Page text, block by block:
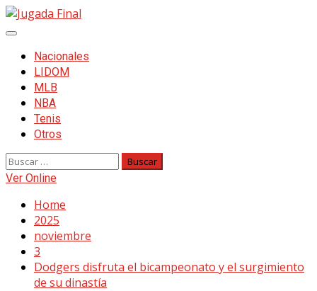
Skip
to
Primary
MenuNacionales
LIDOM
MLB
NBA
Tenis
Otros
Buscar:
Ver Online
Home
2025
noviembre
3
Dodgers disfruta el bicampeonato y el surgimiento
de su dinastía